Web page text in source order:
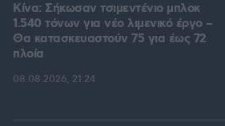
Κίνα: Σήκωσαν τσιμεντένιο μπλοκ
1.540 τόνων για νέο λιμενικό έργο –
Θα κατασκευαστούν 75 για έως 72
πλοία
08.08.2026, 21:24